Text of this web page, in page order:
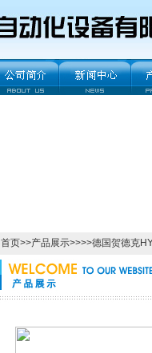
首页>>产品展示>>>>德国贺德克